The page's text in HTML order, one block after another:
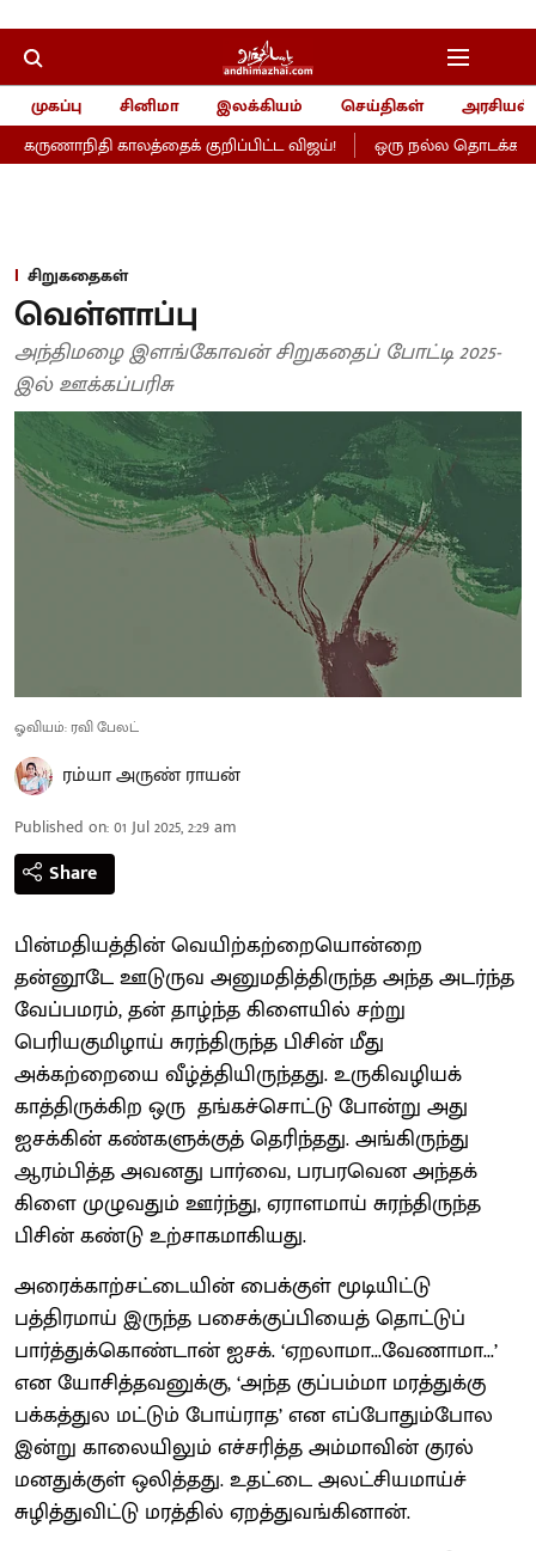
முகப்பு சினிமா இலக்கியம் செய்திகள்
அரசியல்
காலத்தைக் குறிப்பிட்ட விஜய்!
ஒரு நல்ல தொடக்கம்-
சிறுகதைகள்
வெள்ளாப்பு
அந்திமழை இளங்கோவன் சிறுகதைப் போட்டி 2025-
இல் ஊக்கப்பரிசு
ஓவியம்: ரவி பேலட்
ரம்யா அருண் ராயன்
Published on:01 Jul 2025, 2:29 am
Share
பின்மதியத்தின் வெயிற்கற்றையொன்றை
தன்னூடே ஊடுருவ அனுமதித்திருந்த அந்த அடர்ந்த
வேப்பமரம், தன் தாழ்ந்த கிளையில் சற்று
பெரியகுமிழாய் சுரந்திருந்த பிசின் மீது
அக்கற்றையை வீழ்த்தியிருந்தது. உருகிவழியக்
காத்திருக்கிற ஒரு தங்கச்சொட்டு போன்று அது
ஐசக்கின் கண்களுக்குத் தெரிந்தது. அங்கிருந்து
ஆரம்பித்த அவனது பார்வை, பரபரவென அந்தக்
கிளை முழுவதும் ஊர்ந்து, ஏராளமாய் சுரந்திருந்த
பிசின் கண்டு உற்சாகமாகியது.
அரைக்காற்சட்டையின் பைக்குள் மூடியிட்டு
பத்திரமாய் இருந்த பசைக்குப்பியைத் தொட்டுப்
பார்த்துக்கொண்டான் ஐசக். ‘ஏறலாமா...வேணாமா...’
என யோசித்தவனுக்கு, ‘அந்த குப்பம்மா மரத்துக்கு
பக்கத்துல மட்டும் போய்ராத’ என எப்போதும்போல
இன்று காலையிலும் எச்சரித்த அம்மாவின் குரல்
மனதுக்குள் ஒலித்தது. உதட்டை அலட்சியமாய்ச்
சுழித்துவிட்டு மரத்தில் ஏறத்துவங்கினான்.